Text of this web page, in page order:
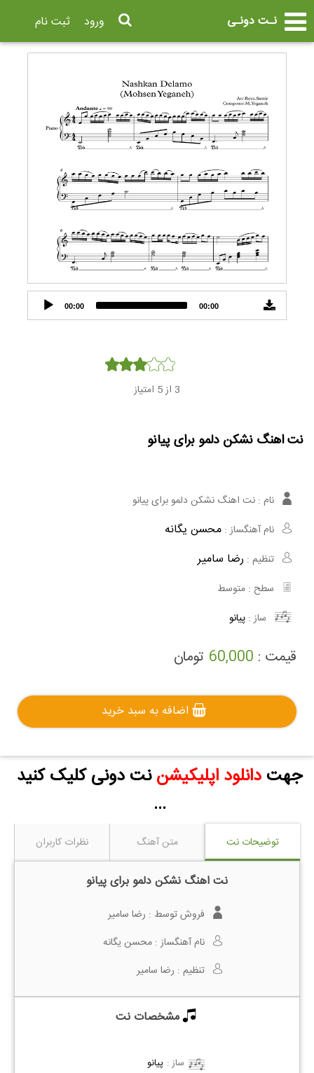
نـت دونـی ثبت نام ورود
Audio
Player
00:00 00:00
3 از 5 امتیاز
نت اهنگ نشکن دلمو برای پیانو
نام : نت اهنگ نشکن دلمو برای پیانو
نام آهنگساز : محسن یگانه
تنظیم : رضا سامیر
سطح : متوسط
ساز : پیانو
قیمت : 60,000 تومان
اضافه به سبد خرید
جهتدانلود اپلیکیشن نت دونی کلیک کنید
...
توضیحات نت متن آهنگ نظرات کاربران
نت اهنگ نشکن دلمو برای پیانو
فروش توسط : رضا سامیر
نام آهنگساز : محسن یگانه
تنظیم : رضا سامیر
مشخصات نت
ساز : پیانو